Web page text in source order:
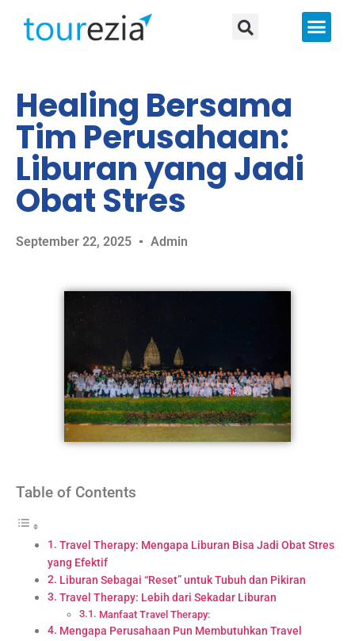
Healing Bersama
Tim Perusahaan:
Liburan yang Jadi
Obat Stres
September 22, 2025 Admin
Table of Contents
Travel Therapy: Mengapa Liburan Bisa Jadi Obat Stres
yang Efektif
Liburan Sebagai “Reset” untuk Tubuh dan Pikiran
Travel Therapy: Lebih dari Sekadar Liburan
Manfaat Travel Therapy:
Mengapa Perusahaan Pun Membutuhkan Travel